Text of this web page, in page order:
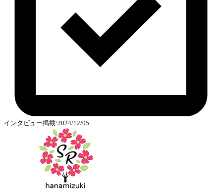
インタビュー掲載:2024/12/05